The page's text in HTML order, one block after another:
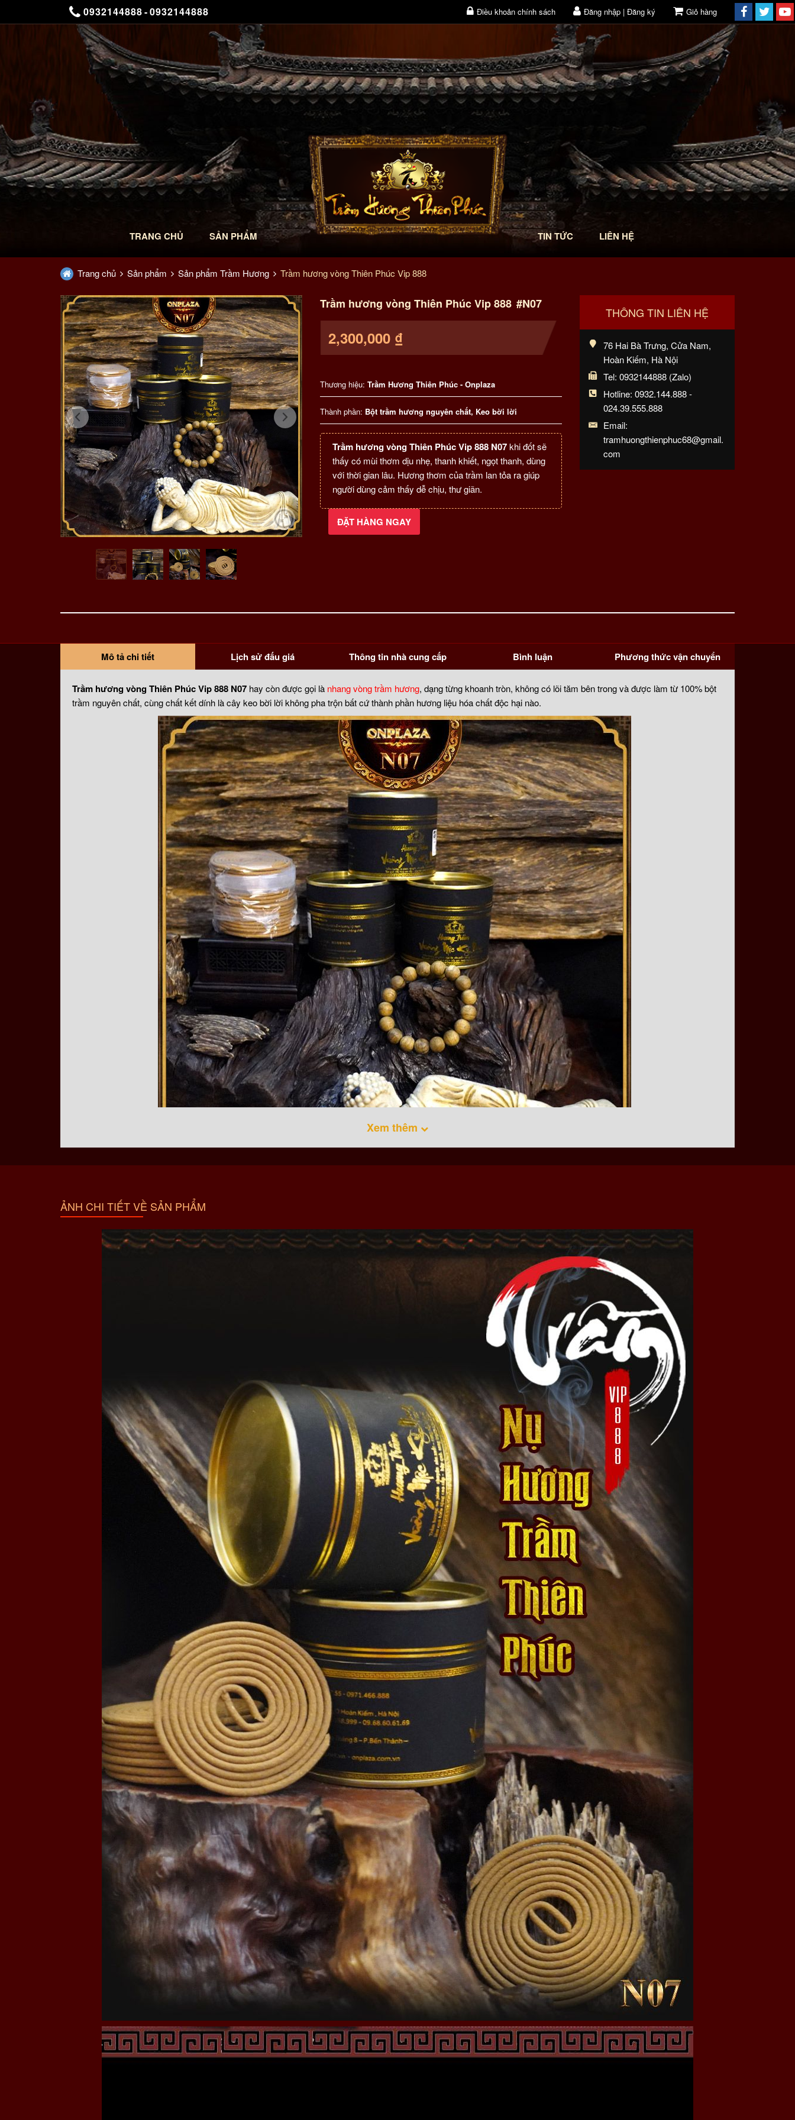
0932144888-0932144888 Điều khoản chính sách Đăng nhập | Đăng ký Giỏ hàng
TRANG CHỦ SẢN PHẨM TIN TỨC LIÊN HỆ
Trang chủ Sản phẩm Sản phẩm Trầm Hương Trầm hương vòng Thiên Phúc Vip 888
Trầm hương vòng Thiên Phúc Vip 888 #N07
2,300,000 ₫
Thương hiệu: Trầm Hương Thiên Phúc - Onplaza
Thành phần: Bột trầm hương nguyên chất, Keo bời lời
Trầm hương vòng Thiên Phúc Vip 888 N07khi đốt sẽ
thấy có mùi thơm dịu nhẹ, thanh khiết, ngọt thanh, dùng
với thời gian lâu. Hương thơm của trầm lan tỏa ra giúp
người dùng cảm thấy dễ chịu, thư giãn.
Trầm
hương
ĐẶT HÀNG NGAY
THÔNG TIN LIÊN HỆ
76 Hai Bà Trưng, Cửa Nam,
Hoàn Kiếm, Hà Nội
Tel: 0932144888 (Zalo)
Hotline: 0932.144.888 -
024.39.555.888
Email:
tramhuongthienphuc68@gmail.
com
Mô tả chi tiết Lịch sử đấu giá Thông tin nhà cung cấp Bình luận Phương thức vận chuyển
Trầm hương vòng Thiên Phúc Vip 888 N07 hay còn được gọi là nhang vòng trầm hương, dạng từng khoanh tròn, không có lõi tăm bên trong và được làm từ 100% bột
trầm nguyên chất, cùng chất kết dính là cây keo bời lời không pha trộn bất cứ thành phần hương liệu hóa chất độc hại nào.
Nhang trầm hương vòng Thiên Phúc khi đốt sẽ thấy có mùi thơm dịu nhẹ, thanh khiết, ngọt thanh, dùng với thời gian lâu. Hương thơm của trầm lan tỏa ra giúp người
dùng cảm thấy dễ chịu, thư giãn.
Thông thường, mỗi 01 vòng trầm hương cháy được tới 4 tiếng nên chỉ cần đốt 01 khoanh trầm là hương cứ phảng phất mãi, từng mảnh khói vấn vương quấn quýt khiến
cả không gian thấm đượm vị trầm.
Theo phong thủy, trầm hương có tính thuần dương, năng lượng phong thủy cực tốt nên nhang trầm mang đến ý nghĩa tâm linh cao, phù hợp để dâng lên Tam Bảo, gia
tiên vào dịp Tết cổ truyền giúp kết linh tam giới, cầu nguyện để gia đạo an khang, thịnh vượng, đại phúc đại lộc.
được sản xuất từ 100% trầm hương cao cấp tự nhiên không pha lẫn bất kỳ tạp
chất, chất tạo màu, tạo mùi nào khác. Vì thế, các sản phẩm nhang trầm của Thiên Phúc Onplaza sẽ mang đến cho người dùng mùi thơm dịu nhẹ, không quá gắt,
Ngoài ra, Trầm hương Thiên Phúc Onplaza giao hàng tất cả các tỉnh thành toàn quốc. khách hàng sẽ được hỗ trợ phí ship. Thêm vào đó, với 2 showroom lớn tại Hà Nội
Một số hình ảnh thực tế của sản phẩm Trầm hương vòng Thiên Phúc Vip 888
Xem thêm
ẢNH CHI TIẾT VỀ SẢN PHẨM